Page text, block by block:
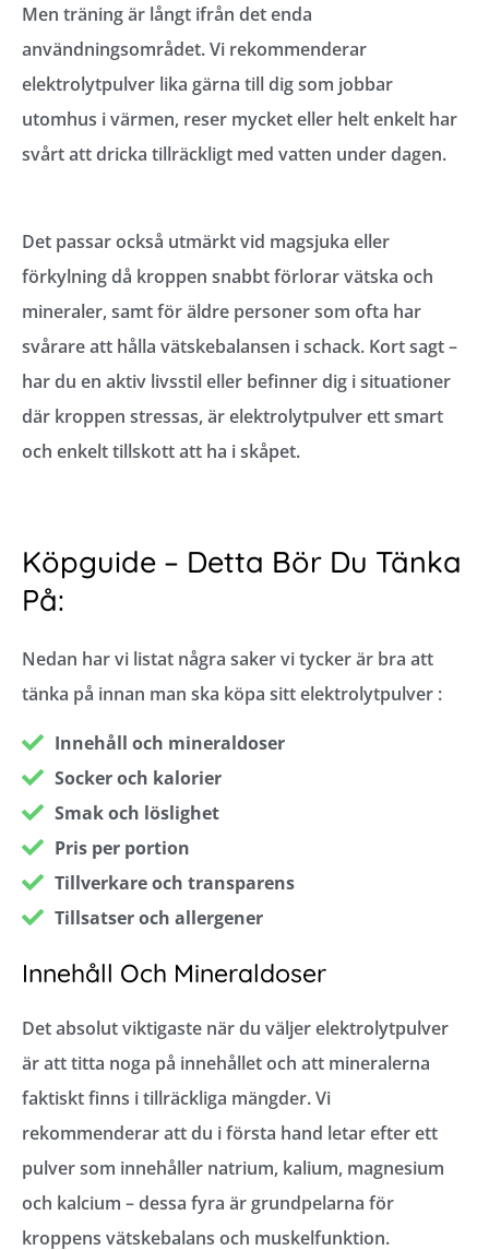
Men träning är långt ifrån det enda
användningsområdet. Vi rekommenderar
elektrolytpulver lika gärna till dig som jobbar
utomhus i värmen, reser mycket eller helt enkelt har
svårt att dricka tillräckligt med vatten under dagen.
Det passar också utmärkt vid magsjuka eller
förkylning då kroppen snabbt förlorar vätska och
mineraler, samt för äldre personer som ofta har
svårare att hålla vätskebalansen i schack. Kort sagt –
har du en aktiv livsstil eller befinner dig i situationer
där kroppen stressas, är elektrolytpulver ett smart
och enkelt tillskott att ha i skåpet.
Köpguide – Detta Bör Du Tänka
På:
Nedan har vi listat några saker vi tycker är bra att
tänka på innan man ska köpa sitt elektrolytpulver :
Innehåll och mineraldoser
Socker och kalorier
Smak och löslighet
Pris per portion
Tillverkare och transparens
Tillsatser och allergener
Innehåll Och Mineraldoser
Det absolut viktigaste när du väljer elektrolytpulver
är att titta noga på innehållet och att mineralerna
faktiskt finns i tillräckliga mängder. Vi
rekommenderar att du i första hand letar efter ett
pulver som innehåller natrium, kalium, magnesium
och kalcium – dessa fyra är grundpelarna för
kroppens vätskebalans och muskelfunktion.